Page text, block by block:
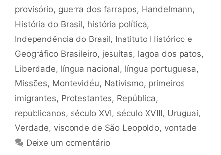
provisório, guerra dos farrapos, Handelmann,
História do Brasil, história política,
Independência do Brasil, Instituto Histórico e
Geográfico Brasileiro, jesuítas, lagoa dos patos,
Liberdade, língua nacional, língua portuguesa,
Missões, Montevidéu, Nativismo, primeiros
imigrantes, Protestantes, República,
republicanos, século XVI, século XVIII, Uruguai,
Verdade, visconde de São Leopoldo, vontade
Deixe um comentário